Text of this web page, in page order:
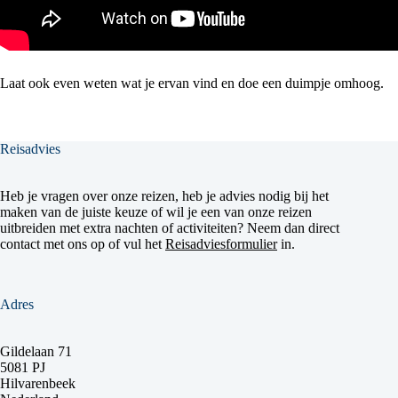
Laat ook even weten wat je ervan vind en doe een duimpje omhoog.
Reisadvies
Heb je vragen over onze reizen, heb je advies nodig bij het
maken van de juiste keuze of wil je een van onze reizen
uitbreiden met extra nachten of activiteiten? Neem dan direct
contact met ons op of vul het Reisadviesformulierin.
Adres
Gildelaan 71
5081 PJ
Hilvarenbeek